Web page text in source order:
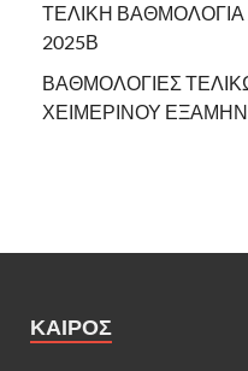
ΤΕΛΙΚΗ
2025Β
ΒΑΘΜΟΛΟΓΙΕΣ
ΧΕΙΜΕΡΙΝΟΥ
ΚΑΙΡΌΣ